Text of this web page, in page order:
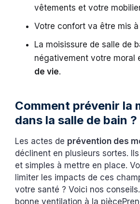
vêtements et votre
Votre confort va être mis
La moisissure de salle de
négativement votre moral
de vie.
Comment prévenir la
dans la salle de bain ?
Les actes de prévention des
déclinent en plusieurs sortes.
et simples à mettre en place.
limiter les impacts de ces
votre santé ? Voici nos
bonne ventilation à la